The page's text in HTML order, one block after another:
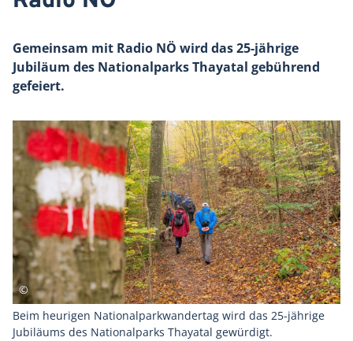
Gemeinsam mit Radio NÖ wird das 25-jährige
Jubiläum des Nationalparks Thayatal gebührend
gefeiert.
Beim heurigen Nationalparkwandertag wird das 25-jährige
Jubiläums des Nationalparks Thayatal gewürdigt.